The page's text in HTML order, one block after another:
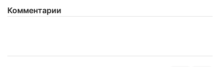
Комментарии
Нажимая на кнопку "Отправить" вы